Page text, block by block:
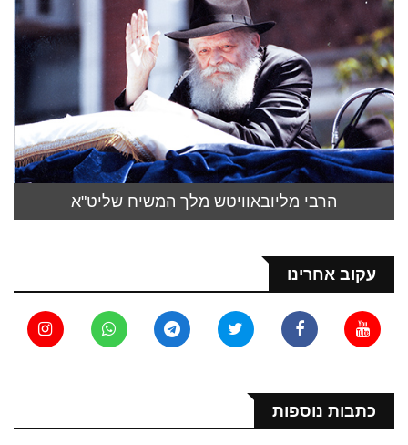
הרבי מליובאוויטש מלך המשיח שליט"א
עקוב אחרינו
כתבות נוספות